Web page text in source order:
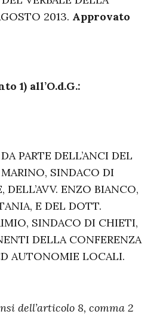
2013. Approvato
1) all’O.d.G.:
PARTE DELL’ANCI DEL
SINDACO DI
DELL’AVV. ENZO BIANCO,
E DEL DOTT.
SINDACO DI CHIETI,
DELLA CONFERENZA
AUTONOMIE LOCALI.
dell’articolo 8, comma 2